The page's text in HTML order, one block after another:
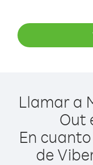
Llamar a
Out
En
de